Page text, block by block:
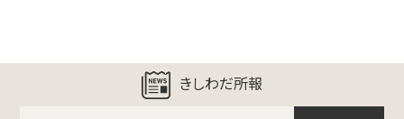
きしわだ所報